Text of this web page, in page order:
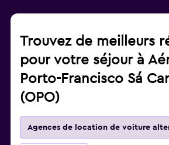
Trouvez de meilleurs
pour votre séjour à
Porto-Francisco Sá
(OPO)
Agences de location de voiture